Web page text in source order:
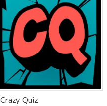
Crazy Quiz